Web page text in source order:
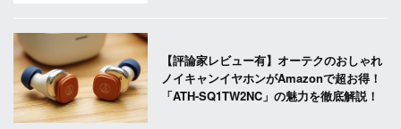
【評論家レビュー有】オーテクのおしゃれ
ノイキャンイヤホンがAmazonで超お得！
「ATH-SQ1TW2NC」の魅力を徹底解説！